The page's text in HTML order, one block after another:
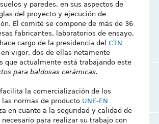
y paredes, en sus aspectos de
del proyecto y ejecución de
El comité se compone de más de 36
fabricantes, laboratorios de ensayo,
cargo de la presidencia del CTN
vigor, dos de ellas netamente
que actualmente está trabajando este
para baldosas cerámicas.
la comercialización de los
normas de producto UNE-EN
en cuanto a la seguridad y calidad de
para realizar su trabajo con